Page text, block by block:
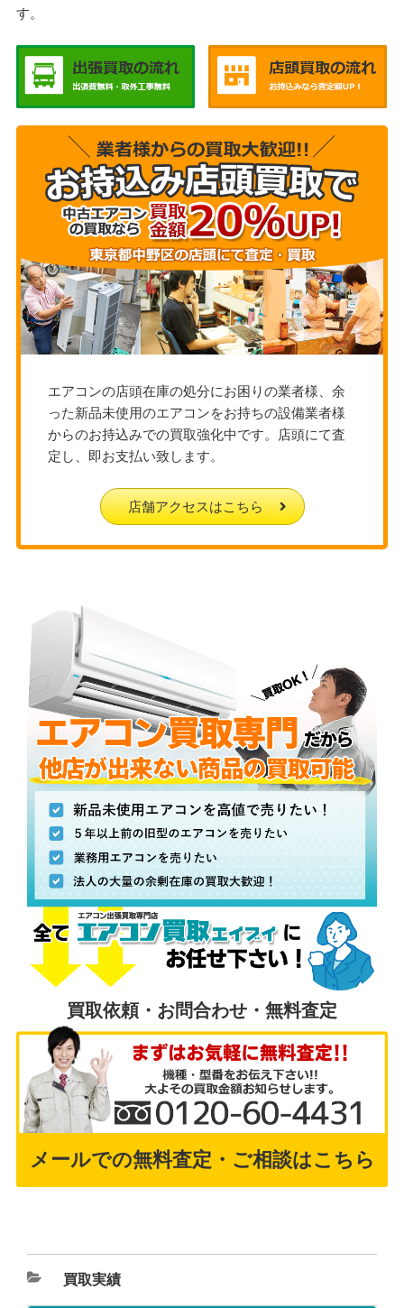
す。
エアコンの店頭在庫の処分にお困りの業者様、余
った新品未使用のエアコンをお持ちの設備業者様
からのお持込みでの買取強化中です。店頭にて査
定し、即お支払い致します。
店舗アクセスはこちら
買取依頼・お問合わせ・無料査定
メールでの無料査定・ご相談はこちら
買取実績